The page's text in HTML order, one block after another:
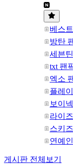
베스
방탄
세븐
txt 팬
엑소
플레
보이
라이
스키
연예
게시판 전체보기